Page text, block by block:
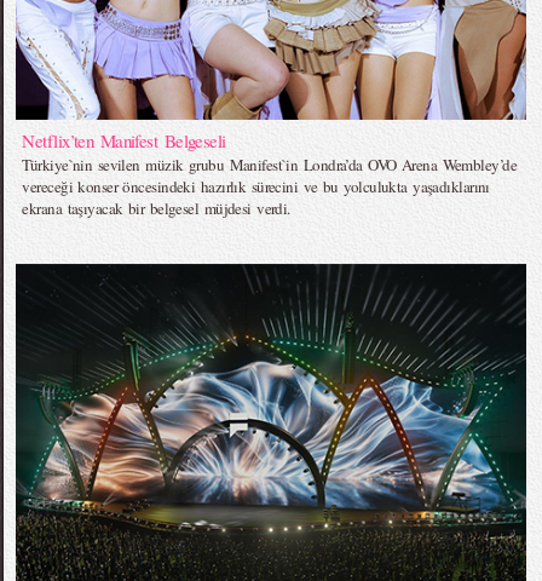
Netflix’ten Manifest Belgeseli
Türkiye`nin sevilen müzik grubu Manifest`in Londra’da OVO Arena Wembley’de
vereceği konser öncesindeki hazırlık sürecini ve bu yolculukta yaşadıklarını
ekrana taşıyacak bir belgesel müjdesi verdi.